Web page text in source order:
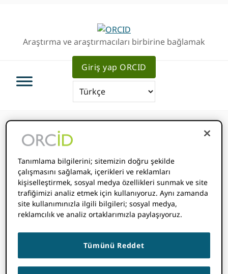
Araştırma ve araştırmacıları birbirine bağlamak
Giriş yap ORCID
Bu olay geçti.
Haziran 8, 2021@-PDT
Başlangıç ​​zamanı neredesen: Saat diliminiz algılanamadı.
Denemekyeniden sayfa.
Sizi bir etkinliğe davet etmekten mutluluk duyuyoruz.
Tanımlama bilgilerini; sitemizin doğru şekilde
çalışmasını sağlamak, içerikleri ve reklamları
kişiselleştirmek, sosyal medya özellikleri sunmak ve site
trafiğimizi analiz etmek için kullanıyoruz. Aynı zamanda
site kullanımınızla ilgili bilgileri; sosyal medya,
reklamcılık ve analiz ortaklarımızla paylaşıyoruz.
Tümünü Reddet